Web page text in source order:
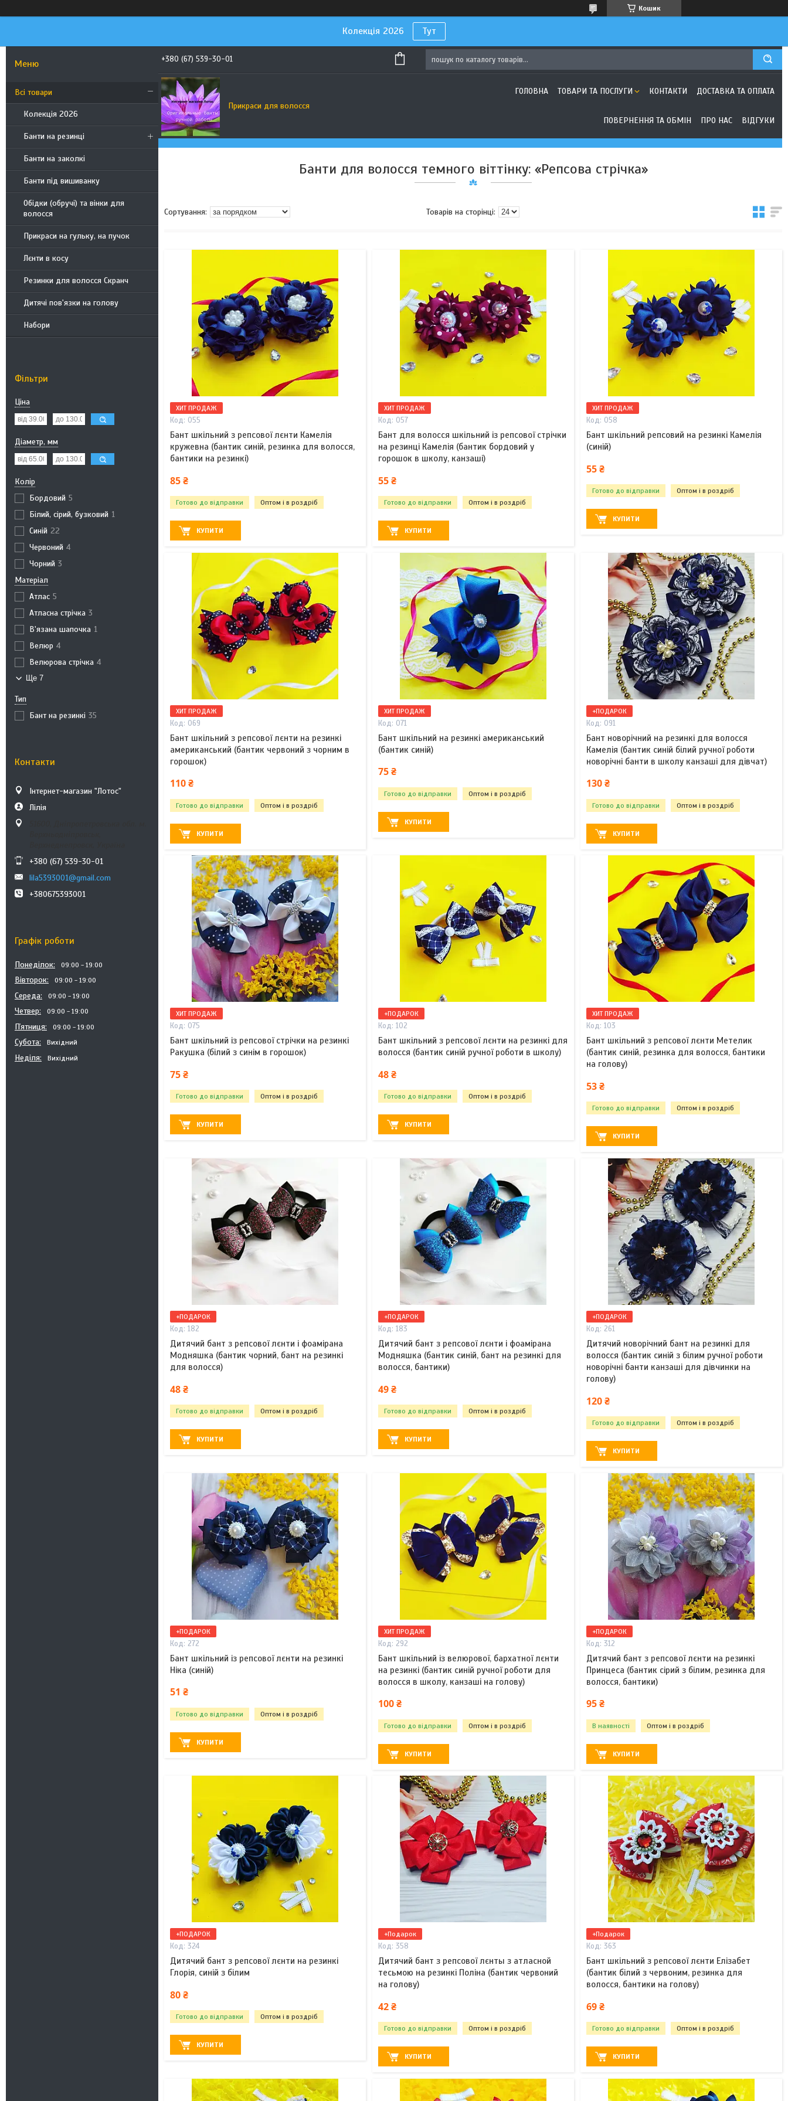
Кошик
Колекція 2026 Тут
Всі товари
Колекція 2026
Банти на резинці
Банти на заколкі
Банти під вишиванку
Обідки (обручі) та вінки для
волосся
Прикраси на гульку, на пучок
Лєнти в косу
Резинки для волосся Скранч
Дитячі пов'язки на голову
Набори
Фільтри
Ціна
Діаметр, мм
Колір
Бордовий 5
Білий, сірий, бузковий 1
Синій 22
Червоний 4
Чорний 3
Матеріал
Атлас 5
Атласна стрічка 3
В'язана шапочка 1
Велюр 4
Велюрова стрічка 4
Ще 7
Тип
Бант на резинкі 35
Контакти
Інтернет-магазин "Лотос"
Лілія
+380 (67) 539-30-01
lila5393001@gmail.com
+380675393001
Графік роботи
Понеділок 09:00 19:00
Вівторок 09:00 19:00
Середа 09:00 19:00
Четвер 09:00 19:00
Пʼятниця 09:00 19:00
Субота Вихідний
Неділя Вихідний
+380 (67) 539-30-01
Прикраси для волосся
ГОЛОВНА ТОВАРИ ТА ПОСЛУГИ КОНТАКТИ ДОСТАВКА ТА ОПЛАТА
ПОВЕРНЕННЯ ТА ОБМІН ПРО НАС ВІДГУКИ
Банти для волосся темного віттінку: «Репсова стрічка»
ХИТ ПРОДАЖ
055
Бант шкільний з репсової лєнти Камелія
кружевна (бантик синій, резинка для волосся,
бантики на резинкі)
85 ₴
Готово до відправки Оптом і в роздріб
КУПИТИ
ХИТ ПРОДАЖ
057
Бант для волосся шкільний із репсової стрічки
на резинці Камелія (бантик бордовий у
горошок в школу, канзаші)
55 ₴
Готово до відправки Оптом і в роздріб
КУПИТИ
ХИТ ПРОДАЖ
058
Бант шкільний репсовий на резинкі Камелія
(синій)
55 ₴
Готово до відправки Оптом і в роздріб
КУПИТИ
ХИТ ПРОДАЖ
069
Бант шкільний з репсової лєнти на резинкі
американський (бантик червоний з чорним в
горошок)
110 ₴
Готово до відправки Оптом і в роздріб
КУПИТИ
ХИТ ПРОДАЖ
071
Бант шкільний на резинкі американський
(бантик синій)
75 ₴
Готово до відправки Оптом і в роздріб
КУПИТИ
+ПОДАРОК
091
Бант новорічний на резинкі для волосся
Камелія (бантик синій білий ручної роботи
новорічні банти в школу канзаші для дівчат)
130 ₴
Готово до відправки Оптом і в роздріб
КУПИТИ
ХИТ ПРОДАЖ
075
Бант шкільний із репсової стрічки на резинкі
Ракушка (білий з синім в горошок)
75 ₴
Готово до відправки Оптом і в роздріб
КУПИТИ
+ПОДАРОК
102
Бант шкільний з репсової лєнти на резинкі для
волосся (бантик синій ручної роботи в школу)
48 ₴
Готово до відправки Оптом і в роздріб
КУПИТИ
ХИТ ПРОДАЖ
103
Бант шкільний з репсової лєнти Метелик
(бантик синій, резинка для волосся, бантики
на голову)
53 ₴
Готово до відправки Оптом і в роздріб
КУПИТИ
+ПОДАРОК
182
Дитячий бант з репсової лєнти і фоамірана
Модняшка (бантик чорний, бант на резинкі
для волосся)
48 ₴
Готово до відправки Оптом і в роздріб
КУПИТИ
+ПОДАРОК
183
Дитячий бант з репсової лєнти і фоамірана
Модняшка (бантик синій, бант на резинкі для
волосся, бантики)
49 ₴
Готово до відправки Оптом і в роздріб
КУПИТИ
+ПОДАРОК
261
Дитячий новорічний бант на резинкі для
волосся (бантик синій з білим ручної роботи
новорічні банти канзаші для дівчинки на
голову)
120 ₴
Готово до відправки Оптом і в роздріб
КУПИТИ
+ПОДАРОК
272
Бант шкільний із репсової лєнти на резинкі
Ніка (синій)
51 ₴
Готово до відправки Оптом і в роздріб
КУПИТИ
ХИТ ПРОДАЖ
292
Бант шкільний із велюрової, бархатної лєнти
на резинкі (бантик синій ручної роботи для
волосся в школу, канзаші на голову)
100 ₴
Готово до відправки Оптом і в роздріб
КУПИТИ
+ПОДАРОК
312
Дитячий бант з репсової лєнти на резинкі
Принцеса (бантик сірий з білим, резинка для
волосся, бантики)
95 ₴
В наявності Оптом і в роздріб
КУПИТИ
+ПОДАРОК
324
Дитячий бант з репсової лєнти на резинкі
Глорія, синій з білим
80 ₴
Готово до відправки Оптом і в роздріб
КУПИТИ
+Подарок
358
Дитячий бант з репсової лєнты з атласной
тесьмою на резинкі Поліна (бантик червоний
на голову)
42 ₴
Готово до відправки Оптом і в роздріб
КУПИТИ
+Подарок
363
Бант шкільний з репсової лєнти Елізабет
(бантик білий з червоним, резинка для
волосся, бантики на голову)
69 ₴
Готово до відправки Оптом і в роздріб
КУПИТИ